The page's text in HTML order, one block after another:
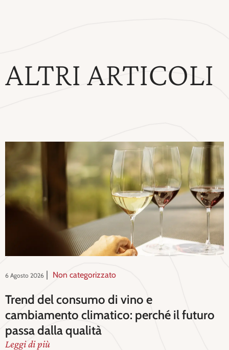
ALTRI ARTICOLI
6 Agosto 2026 | Non categorizzato
Trend del consumo di vino e
cambiamento climatico: perché il futuro
passa dalla qualità
Leggi di più